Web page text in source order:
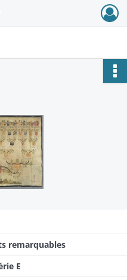
- Colmar
remarquables
E